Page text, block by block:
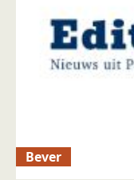
Bever